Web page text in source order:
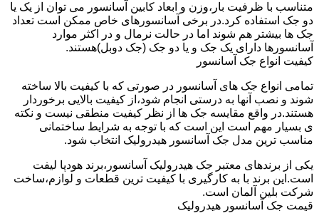
متناسب با ظرفیت بار،وزن و ابعاد کابین آسانسور می توان از یک یا
دو جک استفاده کرد.در برخی آسانسورهای خاص ممکن است تعداد
جک ها بیشتر هم شوند اما در حالت نرمال و در اکثر موارد
آسانسورها دارای یک جک و یا دو جک (جک دوبل)هستند.
کیفیت انواع جک آسانسور
تمامی انواع جک های آسانسور در صورتی که با کیفیت بالا ساخته
شوند و نصب آنها به درستی انجام شود،از کیفیت بالایی برخوردار
هستند.در واقع مقایسه جک ها از نظر کیفیت منطقی نیست و نکته
ی بسیار مهم است این است که با توجه به شرایط ساختمانی
مناسب ترین مدل جک آسانسور هیدرولیک انتخاب شود.
یکی از برندهای معتبر جک هیدرولیک آسانسور،برند هودپا لیفت
است.این برند با به کارگیری با کیفیت ترین قطعات و لوازم،ساخت
شرکت بلین آلمان است.
قیمت جک آسانسور هیدرولیک